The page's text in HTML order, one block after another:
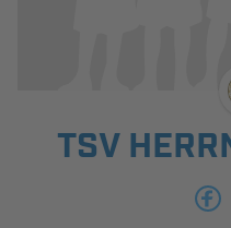
INFOTHEK
TSV